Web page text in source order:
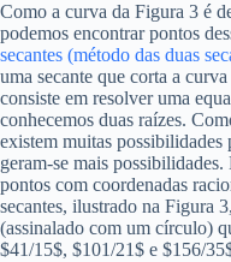
Como a curva da Figura 3 é
podemos encontrar pontos
secantes (método das duas
uma secante que corta a
consiste em resolver uma
conhecemos duas raízes.
existem muitas possibilidades
geram-se mais
pontos com coordenadas
secantes, ilustrado na Figura
(assinalado com um círculo)
$41/15$, $101/21$ e $156/